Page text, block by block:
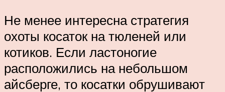
Не менее интересна стратегия
охоты косаток на тюленей или
котиков. Если ластоногие
расположились на небольшом
айсберге, то косатки обрушивают